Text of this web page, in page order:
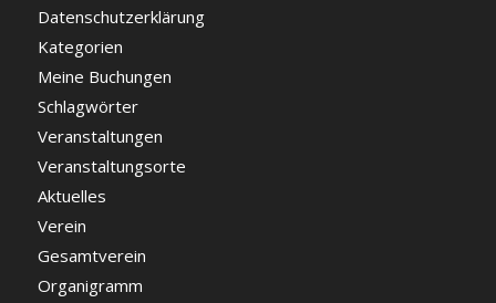
Datenschutzerklärung
Kategorien
Meine Buchungen
Schlagwörter
Veranstaltungen
Veranstaltungsorte
Aktuelles
Verein
Gesamtverein
Organigramm